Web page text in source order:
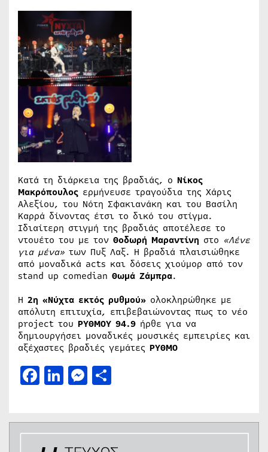
Κατά τη διάρκεια της βραδιάς, ο Νίκος
Μακρόπουλος ερμήνευσε τραγούδια της Χάρις
Αλεξίου, του Νότη Σφακιανάκη και του Βασίλη
Καρρά δίνοντας έτσι το δικό του στίγμα.
Ιδιαίτερη στιγμή της βραδιάς αποτέλεσε το
ντουέτο του με τον Θοδωρή Μαραντίνη στο «Λένε
για μένα» των Πυξ Λαξ. Η βραδιά πλαισιώθηκε
από μοναδικά acts και δόσεις χιούμορ από τον
stand up comedian Θωμά Ζάμπρα.
Η 2η «Νύχτα εκτός ρυθμού» ολοκληρώθηκε με
απόλυτη επιτυχία, επιβεβαιώνοντας πως το νέο
project του ΡΥΘΜΟΥ 94.9 ήρθε για να
δημιουργήσει μοναδικές μουσικές εμπειρίες και
αξέχαστες βραδιές γεμάτες ΡΥΘΜΟ
Facebook
LinkedIn
Messenger